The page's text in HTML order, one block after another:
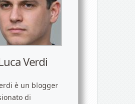
Verdi
è un blogger
di